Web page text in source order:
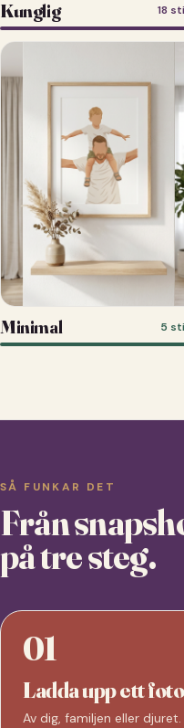
Kunglig 18
Minimal 5
SÅ FUNKAR DET
Från
på tre steg.
01
Ladda upp ett foto
Av dig, familjen eller